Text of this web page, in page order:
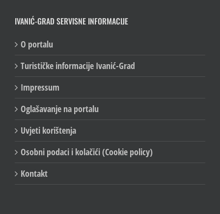
IVANIĆ-GRAD SERVISNE INFORMACIJE
O portalu
Turističke informacije Ivanić-Grad
Impressum
Oglašavanje na portalu
Uvjeti korištenja
Osobni podaci i kolačići (Cookie policy)
Kontakt